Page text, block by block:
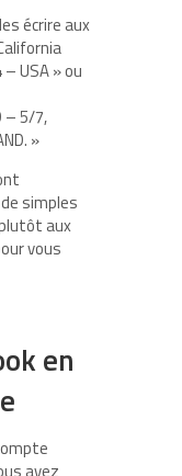
écrire aux
USA » ou
– 5/7,
»
simples
aux
vous
en